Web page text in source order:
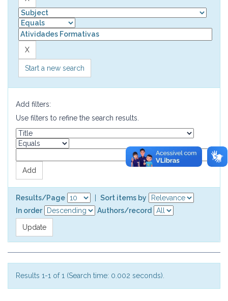
Start a new search
Add filters:
Use filters to refine the search results.
Results/Page
Sort items by
In order
Authors/record
Results 1-1 of 1 (Search time: 0.002 seconds).